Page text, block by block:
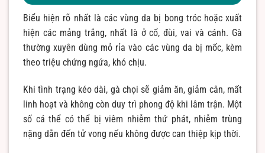
Biểu hiện rõ nhất là các vùng da bị bong tróc hoặc xuất
hiện các mảng trắng, nhất là ở cổ, đùi, vai và cánh. Gà
thường xuyên dùng mỏ rỉa vào các vùng da bị mốc, kèm
theo triệu chứng ngứa, khó chịu.
Khi tình trạng kéo dài, gà chọi sẽ giảm ăn, giảm cân, mất
linh hoạt và không còn duy trì phong độ khi lâm trận. Một
số cá thể có thể bị viêm nhiễm thứ phát, nhiễm trùng
nặng dẫn đến tử vong nếu không được can thiệp kịp thời.